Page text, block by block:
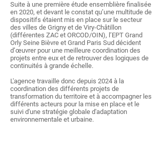
Suite à une première étude ensemblière finalisée
en 2020, et devant le constat qu’une multitude de
dispositifs étaient mis en place sur le secteur
des villes de Grigny et de Viry-Châtillon
(différentes ZAC et ORCOD/OIN), l’EPT Grand
Orly Seine Bièvre et Grand Paris Sud décident
d’œuvrer pour une meilleure coordination des
projets entre eux et de retrouver des logiques de
continuités à grande échelle.
L'agence travaille donc depuis 2024 à la
coordination des différents projets de
transformation du territoire et à accompagner les
différents acteurs pour la mise en place et le
suivi d'une stratégie globale d'adaptation
environnementale et urbaine.